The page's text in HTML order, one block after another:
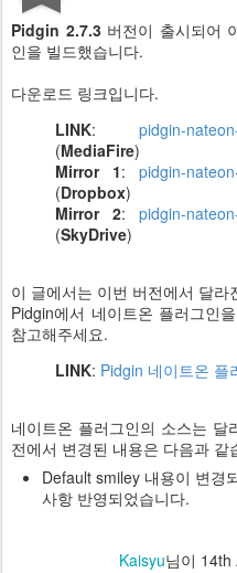
Pidgin 2.7.3버전이 출시되어
인을 빌드했습니다.
다운로드 링크입니다.
LINK: pidgin-
(MediaFire)
Mirror 1: pidgin-
(Dropbox)
Mirror 2: pidgin-
(SkyDrive)
이 글에서는 이번 버전에서 달
Pidgin에서 네이트온 플러그인
참고해주세요.
LINK: Pidgin 네이트온 플
네이트온 플러그인의 소스는
전에서 변경된 내용은 다음과 같
Default smiley 내용이 변경
사항 반영되었습니다.
Kaisyu님이 14th